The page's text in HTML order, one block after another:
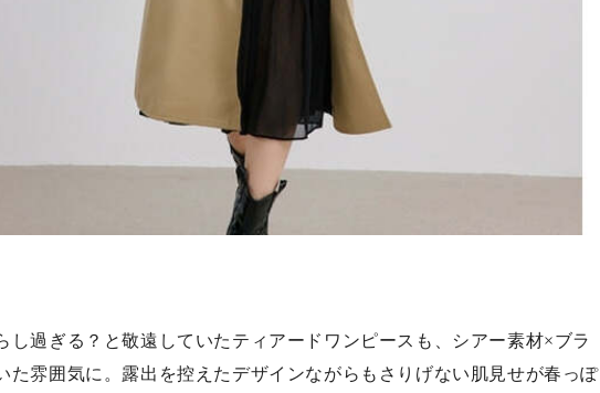
し過ぎる？と敬遠していたティアードワンピースも、シアー素材×ブラ
た雰囲気に。露出を控えたデザインながらもさりげない肌見せが春っぽ